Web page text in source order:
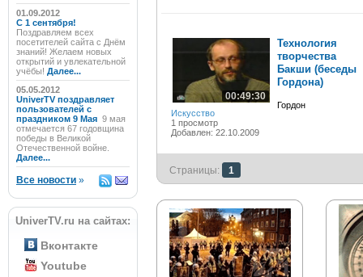
01.09.2012
C 1 сентября!
Поздравляем всех
посетителей сайта с Днём
знаний! Желаем новых
открытий и увлекательной
учёбы! Далее...
05.05.2012
UniverTV поздравляет
пользователей с
праздником 9 Мая 9 мая
отмечается 67 годовщина
победы в Великой
Отечественной войне.
Далее...
Все новости »
UniverTV.ru на сайтах:
Вконтакте
Youtube
00:49:30
Искусство
1 просмотр
Добавлен: 22.10.2009
Технология
творчества
Бакши (беседы
Гордона)
Гордон
Страницы: 1